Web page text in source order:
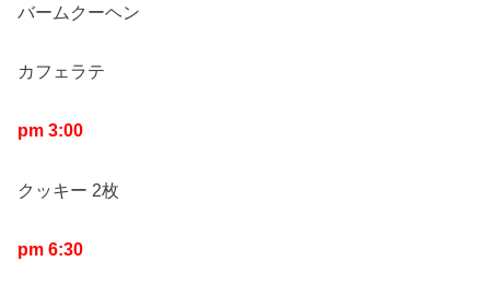
バームクーヘン
カフェラテ
pm 3:00
クッキー 2枚
pm 6:30